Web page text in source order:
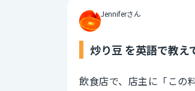
Jenniferさん
炒り豆 を英語で教え
飲食店で、店主に「この